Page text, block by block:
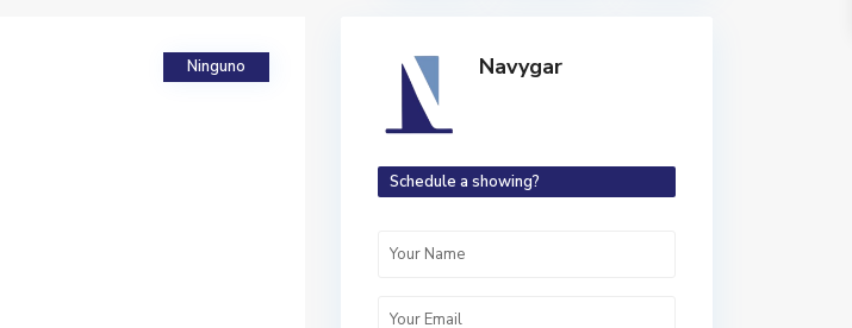
Ninguno Navygar
Schedule a showing?